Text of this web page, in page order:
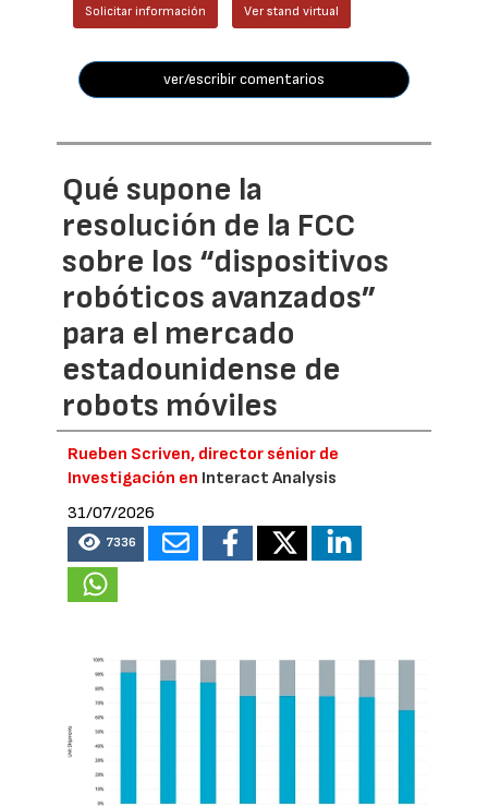
Solicitar información Ver stand virtual
ver/escribir comentarios
Qué supone la
resolución de la FCC
sobre los “dispositivos
robóticos avanzados”
para el mercado
estadounidense de
robots móviles
Rueben Scriven, director sénior de
Investigación en Interact Analysis
31/07/2026
7336